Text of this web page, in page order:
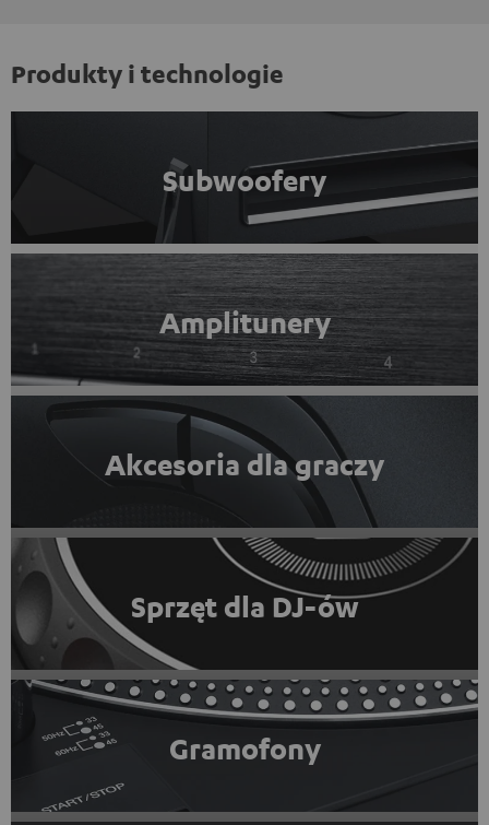
Produkty i technologie
Subwoofery
Amplitunery
Akcesoria dla graczy
Sprzęt dla DJ-ów
Gramofony